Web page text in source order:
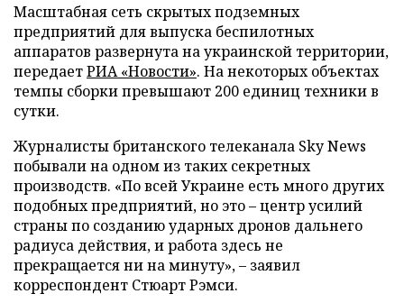
Масштабная сеть скрытых подземных
предприятий для выпуска беспилотных
аппаратов развернута на украинской территории,
передаетРИА «Новости». На некоторых объектах
темпы сборки превышают 200 единиц техники в
сутки.
Журналисты британского телеканала Sky News
побывали на одном из таких секретных
производств. «По всей Украине есть много других
подобных предприятий, но это – центр усилий
страны по созданию ударных дронов дальнего
радиуса действия, и работа здесь не
прекращается ни на минуту», – заявил
корреспондент Стюарт Рэмси.